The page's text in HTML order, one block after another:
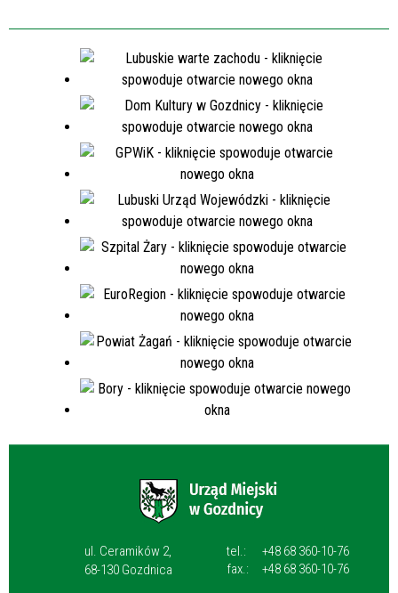
ul. Ceramików 2,
68-130 Gozdnica
tel.:
+48 68 360-10-76
fax.:
+48 68 360-10-76